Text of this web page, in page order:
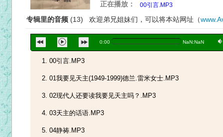
正在播放：
专辑里的音频 (13) 欢迎弟兄姐妹们，可以将本站网址（
0:00 NaN:NaN a
00引言.MP3
00引言.MP3
01我要见天主(1949-1999)德兰.雷米女士.MP3
02现代人还要读我要见天主吗？.MP3
03天主的话语.MP3
04静祷.MP3